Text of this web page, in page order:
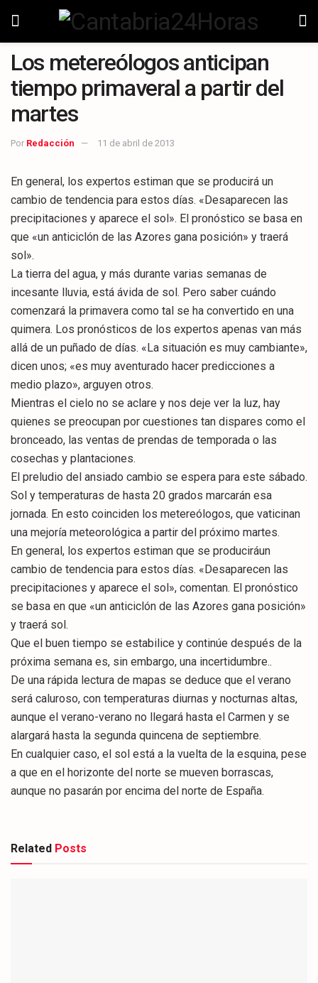
Los metereólogos anticipan
tiempo primaveral a partir del
martes
Por Redacción 11 de abril de 2013
En general, los expertos estiman que se producirá un
cambio de tendencia para estos días. «Desaparecen las
precipitaciones y aparece el sol». El pronóstico se basa en
que «un anticiclón de las Azores gana posición» y traerá
sol».
La tierra del agua, y más durante varias semanas de
incesante lluvia, está ávida de sol. Pero saber cuándo
comenzará la primavera como tal se ha convertido en una
quimera. Los pronósticos de los expertos apenas van más
allá de un puñado de días. «La situación es muy cambiante»,
dicen unos; «es muy aventurado hacer predicciones a
medio plazo», arguyen otros.
Mientras el cielo no se aclare y nos deje ver la luz, hay
quienes se preocupan por cuestiones tan dispares como el
bronceado, las ventas de prendas de temporada o las
cosechas y plantaciones.
El preludio del ansiado cambio se espera para este sábado.
Sol y temperaturas de hasta 20 grados marcarán esa
jornada. En esto coinciden los metereólogos, que vaticinan
una mejoría meteorológica a partir del próximo martes.
En general, los expertos estiman que se produciráun
cambio de tendencia para estos días. «Desaparecen las
precipitaciones y aparece el sol», comentan. El pronóstico
se basa en que «un anticiclón de las Azores gana posición»
y traerá sol.
Que el buen tiempo se estabilice y continúe después de la
próxima semana es, sin embargo, una incertidumbre..
De una rápida lectura de mapas se deduce que el verano
será caluroso, con temperaturas diurnas y nocturnas altas,
aunque el verano-verano no llegará hasta el Carmen y se
alargará hasta la segunda quincena de septiembre.
En cualquier caso, el sol está a la vuelta de la esquina, pese
a que en el horizonte del norte se mueven borrascas,
aunque no pasarán por encima del norte de España.
Related Posts